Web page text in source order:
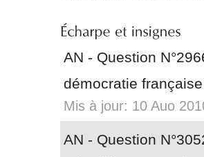
AN - Question
démocratie
Mis à jour: 10 Auo
AN - Question